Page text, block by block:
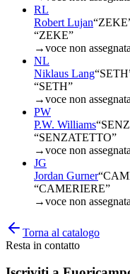
RL
Robert Lujan“ZEKE
“ZEKE”
→voce non assegnata
NL
Niklaus Lang“SETH
“SETH”
→voce non assegnata
PW
P.W. Williams“
“SENZATETTO”
→voce non assegnata
JG
Jordan Gurner“
“CAMERIERE”
→voce non assegnata
Torna al catalogo
Resta in contatto